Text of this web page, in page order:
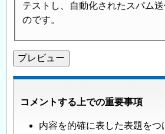
テストし、自動化されたスパム
のです。
コメントする上での重要事項
内容を的確に表した表題をつ